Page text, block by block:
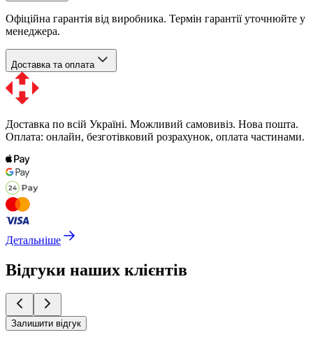
Офіційна гарантія від виробника. Термін гарантії уточнюйте у
менеджера.
Доставка та оплата
Доставка по всій Україні. Можливий самовивіз. Нова пошта.
Оплата: онлайн, безготівковий розрахунок, оплата частинами.
Детальніше
Відгуки наших клієнтів
Залишити відгук